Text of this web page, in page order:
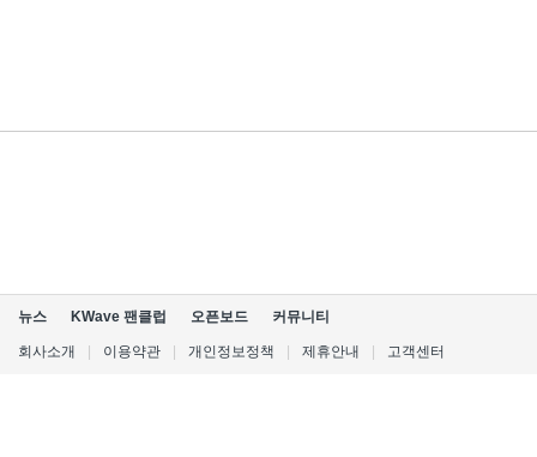
뉴스 KWave 팬클럽 오픈보드 커뮤니티
회사소개 이용약관 개인정보정책 제휴안내 고객센터